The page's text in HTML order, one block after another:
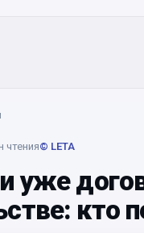
чтения© LETA
уже
кто